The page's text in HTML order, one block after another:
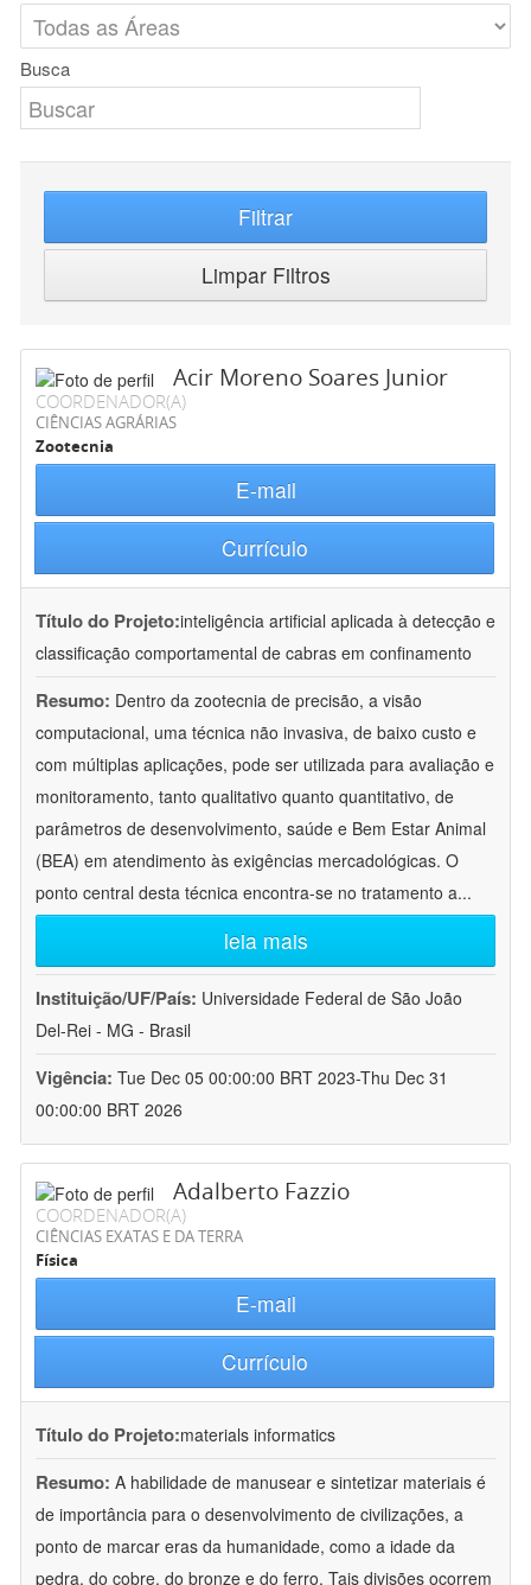
Busca
Filtrar
Limpar Filtros
Acir Moreno Soares Junior
COORDENADOR(A)
CIÊNCIAS AGRÁRIAS
Zootecnia
E-mail
Currículo
Título do Projeto:inteligência artificial aplicada à detecção e
classificação comportamental de cabras em confinamento
Resumo: Dentro da zootecnia de precisão, a visão
computacional, uma técnica não invasiva, de baixo custo e
com múltiplas aplicações, pode ser utilizada para avaliação e
monitoramento, tanto qualitativo quanto quantitativo, de
parâmetros de desenvolvimento, saúde e Bem Estar Animal
(BEA) em atendimento às exigências mercadológicas. O
ponto central desta técnica encontra-se no tratamento a...
leia mais
Instituição/UF/País: Universidade Federal de São João
Del-Rei - MG - Brasil
Vigência: Tue Dec 05 00:00:00 BRT 2023-Thu Dec 31
00:00:00 BRT 2026
Adalberto Fazzio
COORDENADOR(A)
CIÊNCIAS EXATAS E DA TERRA
Física
E-mail
Currículo
Título do Projeto:materials informatics
Resumo: A habilidade de manusear e sintetizar materiais é
de importância para o desenvolvimento de civilizações, a
ponto de marcar eras da humanidade, como a idade da
pedra, do cobre, do bronze e do ferro. Tais divisões ocorrem